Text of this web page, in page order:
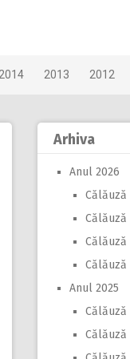
2013 2012
Arhiva
Anul 2026
Călăuză
Anul 2025